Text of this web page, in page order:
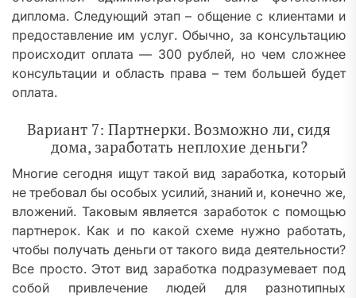
диплома. Следующий этап – общение с клиентами и
предоставление им услуг. Обычно, за консультацию
происходит оплата — 300 рублей, но чем сложнее
консультации и область права – тем большей будет
оплата.
Вариант 7: Партнерки. Возможно ли, сидя
дома, заработать неплохие деньги?
Многие сегодня ищут такой вид заработка, который
не требовал бы особых усилий, знаний и, конечно же,
вложений. Таковым является заработок с помощью
партнерок. Как и по какой схеме нужно работать,
чтобы получать деньги от такого вида деятельности?
Все просто. Этот вид заработка подразумевает под
собой привлечение людей для разнотипных